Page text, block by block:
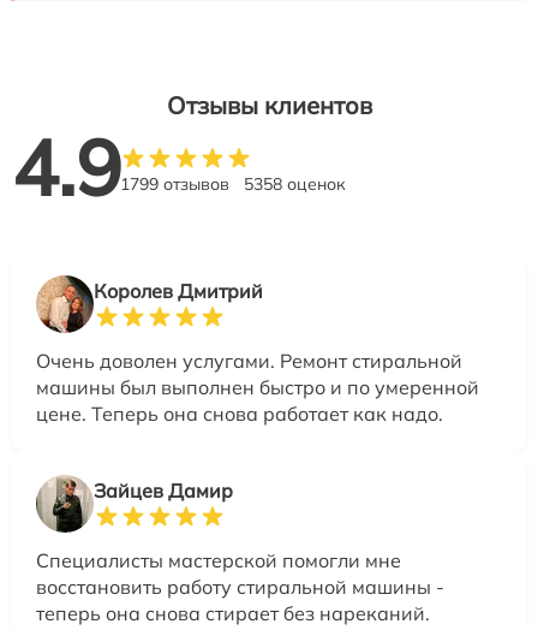
Отзывы клиентов
4.91799 отзывов 5358 оценок
Королев Дмитрий
Очень доволен услугами. Ремонт стиральной
машины был выполнен быстро и по умеренной
цене. Теперь она снова работает как надо.
Зайцев Дамир
Специалисты мастерской помогли мне
восстановить работу стиральной машины -
теперь она снова стирает без нареканий.